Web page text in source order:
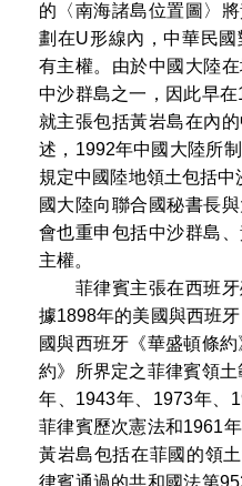
的〈南海諸島位置圖〉
劃在U形線內，中華民
有主權。由於中國大陸
中沙群島之一，因此早
就主張包括黃岩島在內
述，1992年中國大陸所
規定中國陸地領土包括
國大陸向聯合國秘書長
會也重申包括中沙群島
主權。
菲律賓主張在西班牙
據1898年的美國與西班
國與西班牙《華盛頓條
約》所界定之菲律賓領
年、1943年、1973年、
菲律賓歷次憲法和1961
黃岩島包括在菲國的領
律賓通過的共和國法第